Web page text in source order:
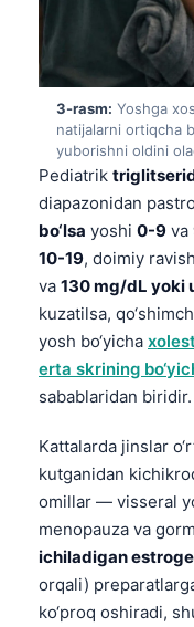
3-rasm: Yoshga
natijalarni ortiqcha
yuborishni oldini
Pediatrik
diapazonidan
bo‘lsa yoshi 0-9 va
10-19, doimiy
va 130 mg/dL yoki
kuzatilsa,
yosh bo‘yicha
erta skrining
sabablaridan biridir.
Kattalarda jinslar
kutganidan
omillar — visseral
menopauza va
ichiladigan
orqali)
ko‘proq oshiradi,